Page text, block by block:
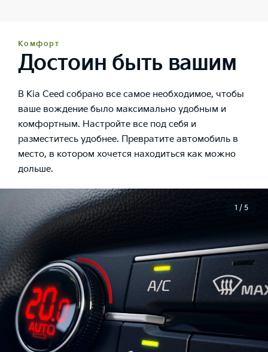
Комфорт
Достоин быть вашим
В Kia Ceed собрано все самое необходимое, чтобы
ваше вождение было максимально удобным и
комфортным. Настройте все под себя и
разместитесь удобнее. Превратите автомобиль в
место, в котором хочется находиться как можно
дольше.
1 / 5